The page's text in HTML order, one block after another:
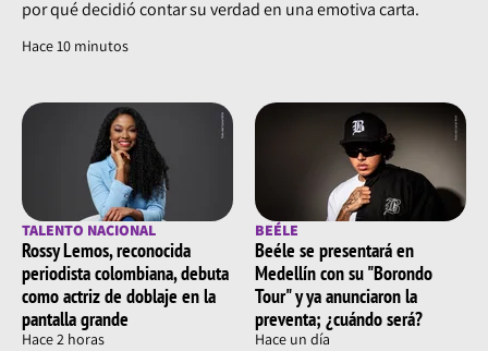
por qué decidió contar su verdad en una emotiva carta.
Hace 10 minutos
TALENTO NACIONAL
Rossy Lemos, reconocida
periodista colombiana, debuta
como actriz de doblaje en la
pantalla grande
Hace 2 horas
BEÉLE
Beéle se presentará en
Medellín con su "Borondo
Tour" y ya anunciaron la
preventa; ¿cuándo será?
Hace un día